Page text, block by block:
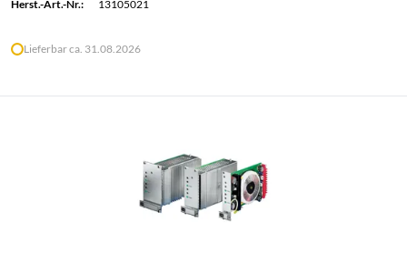
Herst.-Art.-Nr.:
13105021
Lieferbar ca. 31.08.2026